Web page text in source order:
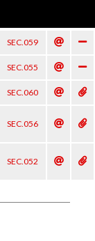
SEC.059
SEC.055
SEC.060
SEC.056
SEC.052